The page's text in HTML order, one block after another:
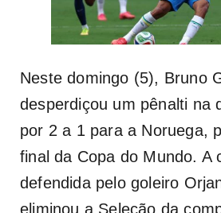
Neste domingo (5), Bruno
desperdiçou um pênalti na
por 2 a 1 para a Noruega,
final da Copa do Mundo. A
defendida pelo goleiro
eliminou a Seleção da